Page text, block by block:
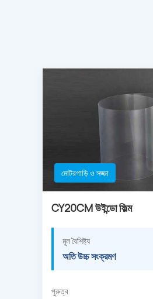
মোটরগাড়ি ও সজ্জা
CY20CM উইন্ডো ফিল্ম
মূল বৈশিষ্ট্য
অতি উচ্চ সংক্রমণ
পুরুত্ব